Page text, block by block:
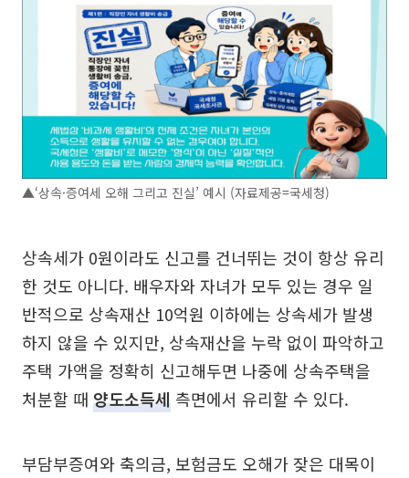
▲‘상속·증여세 오해 그리고 진실’ 예시 (자료제공=국세청)
상속세가 0원이라도 신고를 건너뛰는 것이 항상 유리
한 것도 아니다. 배우자와 자녀가 모두 있는 경우 일
반적으로 상속재산 10억원 이하에는 상속세가 발생
하지 않을 수 있지만, 상속재산을 누락 없이 파악하고
주택 가액을 정확히 신고해두면 나중에 상속주택을
처분할 때 양도소득세 측면에서 유리할 수 있다.
부담부증여와 축의금, 보험금도 오해가 잦은 대목이